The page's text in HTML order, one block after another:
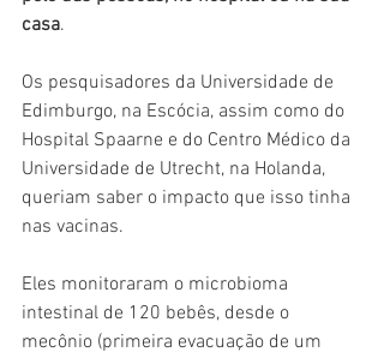
casa.
Os pesquisadores da Universidade de
Edimburgo, na Escócia, assim como do
Hospital Spaarne e do Centro Médico da
Universidade de Utrecht, na Holanda,
queriam saber o impacto que isso tinha
nas vacinas.
Eles monitoraram o microbioma
intestinal de 120 bebês, desde o
mecônio (primeira evacuação de um